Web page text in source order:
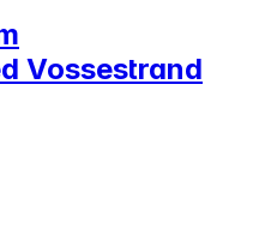
Vossestrand